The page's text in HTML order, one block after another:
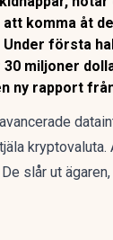
komma åt
första
miljoner
ny rapport
slår ut